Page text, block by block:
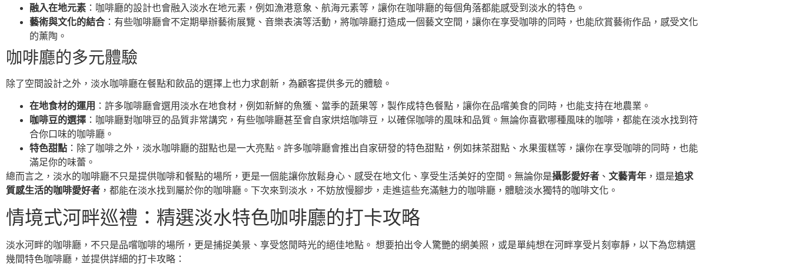
融入在地元素 ：咖啡廳的設計也會融入淡水在地元素，例如漁港意象、航海元素等，讓你在咖啡廳的每個角落都能感受到淡水的特色。
藝術與文化的結合 ：有些咖啡廳會不定期舉辦藝術展覽、音樂表演等活動，將咖啡廳打造成一個藝文空間，讓你在享受咖啡的同時，也能欣賞藝術作品，感受文化
的薰陶。
咖啡廳的多元體驗
除了空間設計之外，淡水咖啡廳在餐點和飲品的選擇上也力求創新，為顧客提供多元的體驗。
在地食材的運用 ：許多咖啡廳會選用淡水在地食材，例如新鮮的魚獲、當季的蔬果等，製作成特色餐點，讓你在品嚐美食的同時，也能支持在地農業。
咖啡豆的選擇 ：咖啡廳對咖啡豆的品質非常講究，有些咖啡廳甚至會自家烘焙咖啡豆，以確保咖啡的風味和品質。無論你喜歡哪種風味的咖啡，都能在淡水找到符
合你口味的咖啡廳。
特色甜點 ：除了咖啡之外，淡水咖啡廳的甜點也是一大亮點。許多咖啡廳會推出自家研發的特色甜點，例如抹茶甜點、水果蛋糕等，讓你在享受咖啡的同時，也能
滿足你的味蕾。
總而言之，淡水的咖啡廳不只是提供咖啡和餐點的場所，更是一個能讓你放鬆身心、感受在地文化、享受生活美好的空間。無論你是攝影愛好者 、 文藝青年 ，還是追求
質感生活的咖啡愛好者 ，都能在淡水找到屬於你的咖啡廳。下次來到淡水，不妨放慢腳步，走進這些充滿魅力的咖啡廳，體驗淡水獨特的咖啡文化。
情境式河畔巡禮：精選淡水特色咖啡廳的打卡攻略
淡水河畔的咖啡廳，不只是品嚐咖啡的場所，更是捕捉美景、享受悠閒時光的絕佳地點。 想要拍出令人驚艷的網美照，或是單純想在河畔享受片刻寧靜，以下為您精選
幾間特色咖啡廳，並提供詳細的打卡攻略：